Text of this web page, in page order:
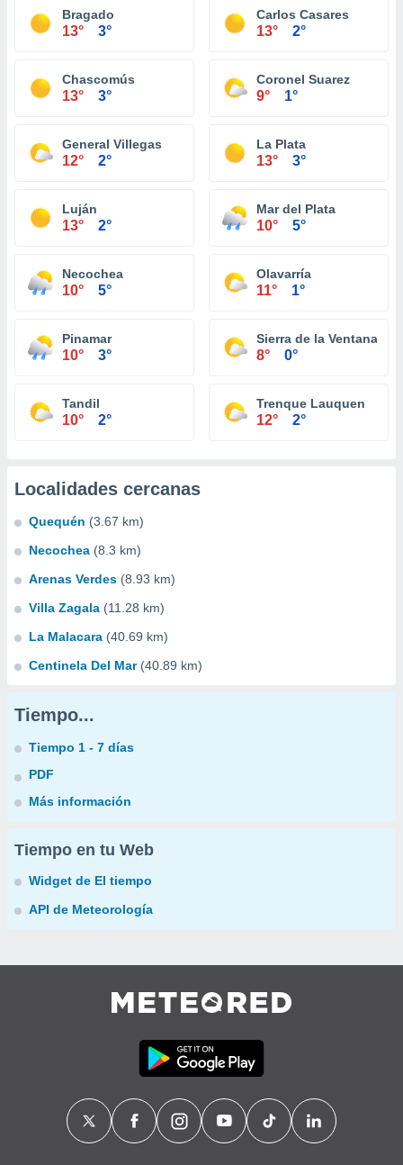
Bragado
13° 3°
Carlos Casares
13° 2°
Chascomús
13° 3°
Coronel Suarez
9° 1°
General Villegas
12° 2°
La Plata
13° 3°
Luján
13° 2°
Mar del Plata
10° 5°
Necochea
10° 5°
Olavarría
11° 1°
Pinamar
10° 3°
Sierra de la Ventana
8° 0°
Tandil
10° 2°
Trenque Lauquen
12° 2°
Localidades cercanas
Quequén (3.67 km)
Necochea (8.3 km)
Arenas Verdes (8.93 km)
Villa Zagala (11.28 km)
La Malacara (40.69 km)
Centinela Del Mar (40.89 km)
Tiempo...
Tiempo 1 - 7 días
PDF
Más información
Tiempo en tu Web
Widget de El tiempo
API de Meteorología